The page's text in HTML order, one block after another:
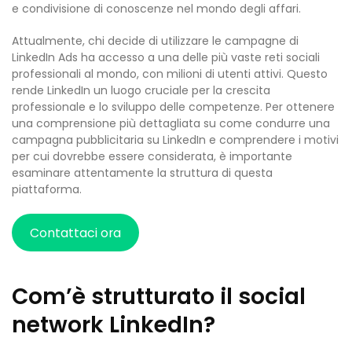
e condivisione di conoscenze nel mondo degli affari.
Attualmente, chi decide di utilizzare le campagne di
LinkedIn Ads ha accesso a una delle più vaste reti sociali
professionali al mondo, con milioni di utenti attivi. Questo
rende LinkedIn un luogo cruciale per la crescita
professionale e lo sviluppo delle competenze. Per ottenere
una comprensione più dettagliata su come condurre una
campagna pubblicitaria su LinkedIn e comprendere i motivi
per cui dovrebbe essere considerata, è importante
esaminare attentamente la struttura di questa
piattaforma.
Contattaci ora
Com’è strutturato il social
network LinkedIn?